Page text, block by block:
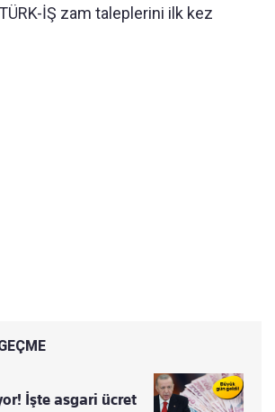
İŞ zam taleplerini ilk kez
İşte asgari ücret